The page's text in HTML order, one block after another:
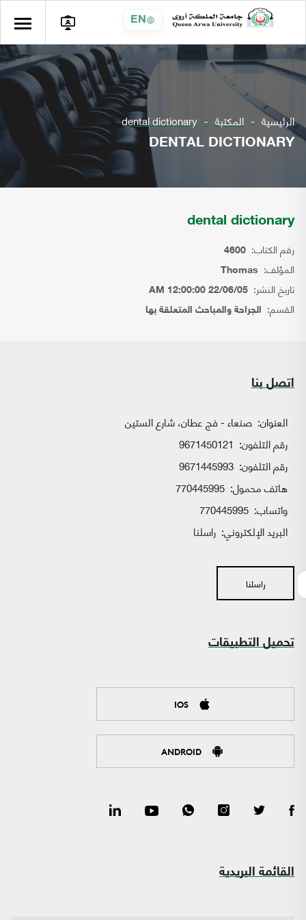
EN
الرئيسية المكتبة dental dictionary
DENTAL DICTIONARY
dental dictionary
رقم الكتاب: 4600
المؤلف: Thomas
تاريخ النشر: 22/06/05 12:00:00 AM
القسم: الجراحة والمباحث المتعلقة بها
اتصل بنا
العنوان: صنعاء - فج عطان، شارع الستين
رقم التلفون: 9671450121
رقم التلفون: 9671445993
هاتف محمول: 770445995
واتساب:
البريد الإلكتروني: راسلنا
راسلنا
تحميل التطبيقات
IOS
ANDROID
القائمة البريدية